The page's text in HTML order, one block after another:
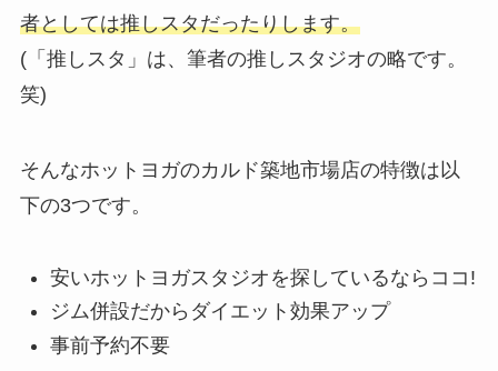
者としては推しスタだったりします。
(「推しスタ」は、筆者の推しスタジオの略です。
笑)
そんなホットヨガのカルド築地市場店の特徴は以
下の3つです。
安いホットヨガスタジオを探しているならココ!
ジム併設だからダイエット効果アップ
事前予約不要